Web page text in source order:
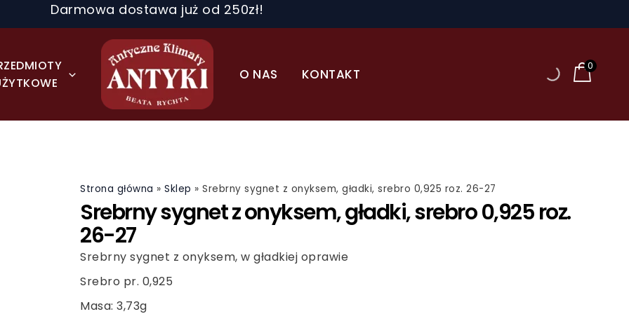
Darmowa dostawa już od 250zł!
O NAS KONTAKT 0
Strona główna » Sklep » Srebrny sygnet z onyksem, gładki, srebro 0,925 roz. 26-27
Srebrny sygnet z onyksem, gładki, srebro 0,925 roz.
26-27
Srebrny sygnet z onyksem, w gładkiej oprawie
Srebro pr. 0,925
Masa: 3,73g